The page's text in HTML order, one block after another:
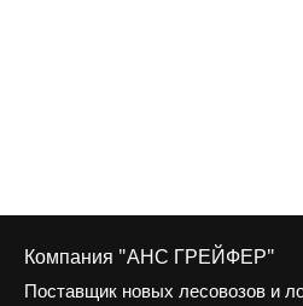
Компания "АНС ГРЕЙФЕР"
Поставщик новых лесовозов и